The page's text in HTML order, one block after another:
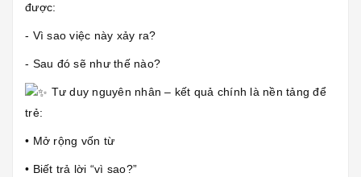
được:
- Vì sao việc này xảy ra?
- Sau đó sẽ như thế nào?
Tư duy nguyên nhân – kết quả chính là nền tảng để
trẻ:
• Mở rộng vốn từ
• Biết trả lời “vì sao?”